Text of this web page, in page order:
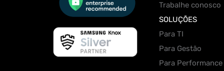
Trabalhe conosco
SOLUÇÕES
Para TI
Para Gestão
Para Performance